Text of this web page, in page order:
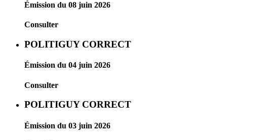
Émission du 08 juin 2026
Consulter
POLITIGUY CORRECT
Émission du 04 juin 2026
Consulter
POLITIGUY CORRECT
Émission du 03 juin 2026